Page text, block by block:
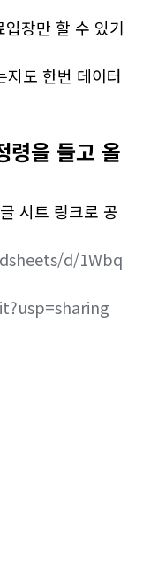
장만 할 수 있기
지도 한번 데이터
령을 들고 올
시트 링크로 공
d/1Wbq